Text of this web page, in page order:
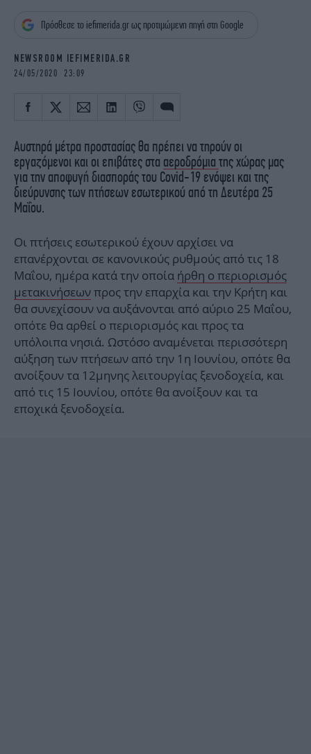
OSCARS
THE OCEAN
Πρόσθεσε το iefimerida.gr ως προτιμώμενη πηγή στη Google
NEWSROOM IEFIMERIDA.GR
24/05/2020 23:09
Αυστηρά μέτρα προστασίας θα πρέπει να τηρούν οι
εργαζόμενοι και οι επιβάτες στα αεροδρόμια της χώρας μας
για την αποφυγή διασποράς του Covid-19 ενόψει και της
διεύρυνσης των πτήσεων εσωτερικού από τη Δευτέρα 25
Μαΐου.
Οι πτήσεις εσωτερικού έχουν αρχίσει να
επανέρχονται σε κανονικούς ρυθμούς από τις 18
Μαΐου, ημέρα κατά την οποία ήρθη ο περιορισμός
μετακινήσεωνπρος την επαρχία και την Κρήτη και
θα συνεχίσουν να αυξάνονται από αύριο 25 Μαΐου,
οπότε θα αρθεί ο περιορισμός και προς τα
υπόλοιπα νησιά. Ωστόσο αναμένεται περισσότερη
αύξηση των πτήσεων από την 1η Ιουνίου, οπότε θα
ανοίξουν τα 12μηνης λειτουργίας ξενοδοχεία, και
από τις 15 Ιουνίου, οπότε θα ανοίξουν και τα
εποχικά ξενοδοχεία.